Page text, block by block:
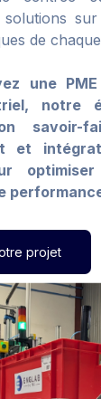
de
une
notre
savoir-
et
projet